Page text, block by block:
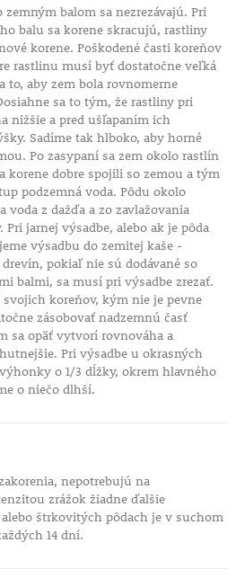
balom sa nezrezávajú. Pri
balu sa korene skracujú, rastliny
korene. Poškodené časti koreňov
rastlinu musí byť dostatočne veľká
to, aby zem bola rovnomerne
sa to tým, že rastliny pri
nižšie a pred ušľapaním ich
Sadíme tak hlboko, aby horné
Po zasypaní sa zem okolo rastlín
korene dobre spojili so zemou a tým
podzemná voda. Pôdu okolo
voda z dažďa a zo zavlažovania
jarnej výsadbe, alebo ak je pôda
výsadbu do zemitej kaše -
pokiaľ nie sú dodávané so
balmi, sa musí pri výsadbe zrezať.
koreňov, kým nie je pevne
zásobovať nadzemnú časť
sa opäť vytvorí rovnováha a
Pri výsadbe u okrasných
o 1/3 dĺžky, okrem hlavného
o niečo dlhší.
nepotrebujú na
zrážok žiadne ďalšie
štrkovitých pôdach je v suchom
14 dní.